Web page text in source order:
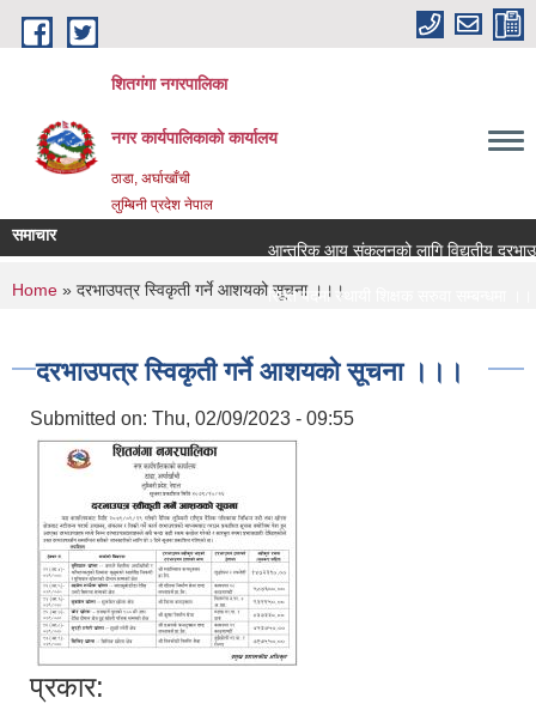
Skip to main content
शितगंगा नगरपालिका
नगर कार्यपालिकाकाे कार्यालय
ठाडा, अर्घाखाँची
लुम्बिनी प्रदेश नेपाल
समाचार
आन्तरिक आय संकलनको लागि विद्युतीय
रिक्त पदमा स्थायी शिक्षक सरुवा सम्बन्धमा ।।।
You are here
Home » दरभाउपत्र स्विकृती गर्ने आशयको सूचना ।।।
दरभाउपत्र स्विकृती गर्ने आशयको सूचना ।।।
Submitted on: Thu, 02/09/2023 - 09:55
प्रकार: